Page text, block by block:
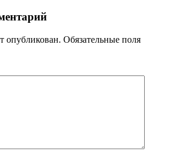
опубликован. Обязательные поля